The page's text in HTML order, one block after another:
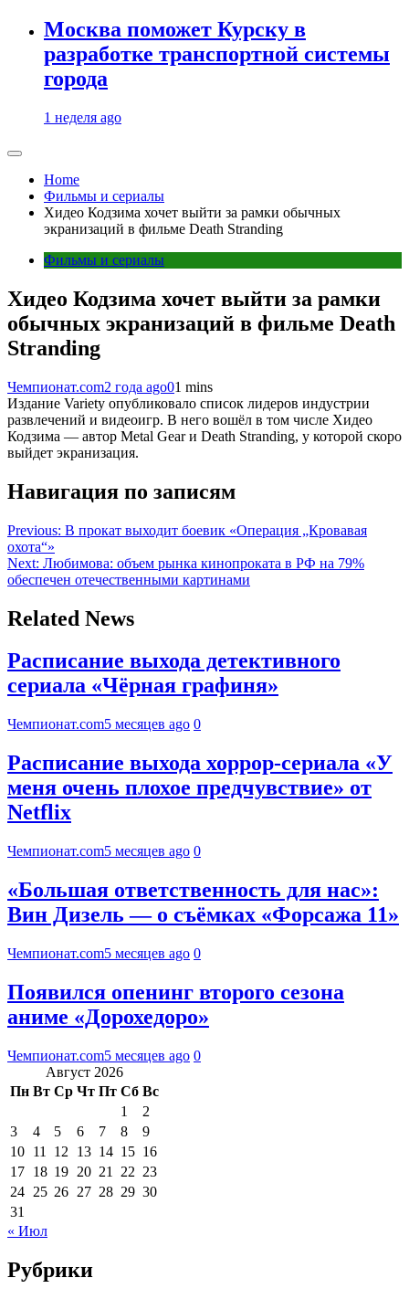
Москва поможет Курску в
разработке транспортной системы
города
1 неделя ago
Home
Фильмы и сериалы
Хидео Кодзима хочет выйти за рамки обычных
экранизаций в фильме Death Stranding
Фильмы и сериалы
Хидео Кодзима хочет выйти за рамки
обычных экранизаций в фильме Death
Stranding
Чемпионат.com2 года ago01 mins
Издание Variety опубликовало список лидеров индустрии
развлечений и видеоигр. В него вошёл в том числе Хидео
Кодзима — автор Metal Gear и Death Stranding, у которой скоро
выйдет экранизация.
Навигация по записям
Previous: В прокат выходит боевик «Операция „Кровавая
охота“»
Next: Любимова: объем рынка кинопроката в РФ на 79%
обеспечен отечественными картинами
Related News
Расписание выхода детективного
сериала «Чёрная графиня»
Чемпионат.com5 месяцев ago 0
Расписание выхода хоррор-сериала «У
меня очень плохое предчувствие» от
Netflix
Чемпионат.com5 месяцев ago 0
«Большая ответственность для нас»:
Вин Дизель — о съёмках «Форсажа 11»
Чемпионат.com5 месяцев ago 0
Появился опенинг второго сезона
аниме «Дорохедоро»
Чемпионат.com5 месяцев ago 0
Август 2026
Пн Вт Ср Чт Пт Сб Вс
1
2
3
4 5 6 7 8
9
10 11 12 13 14 15 16
17 18 19 20 21 22 23
24 25 26 27 28 29 30
31
« Июл
Рубрики